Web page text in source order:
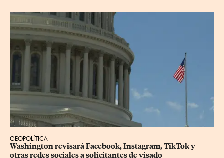
GEOPOLÍTICA
Washington revisará Facebook, Instagram, TikTok y
otras redes sociales a solicitantes de visado